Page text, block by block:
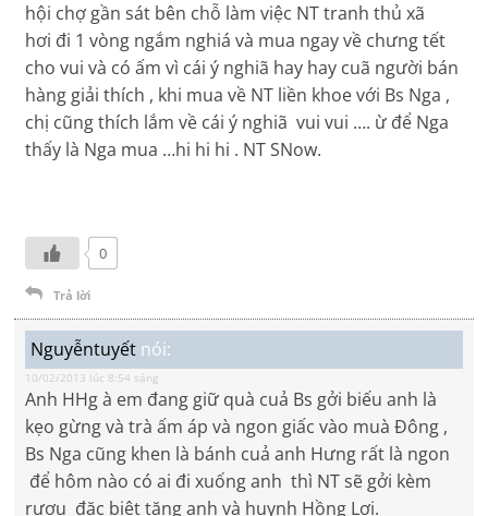
hội chợ gần sát bên chỗ làm việc NT tranh thủ xã
hơi đi 1 vòng ngắm nghiá và mua ngay về chưng tết
cho vui và có ấm vì cái ý nghiã hay hay cuã người bán
hàng giải thích , khi mua về NT liền khoe với Bs Nga ,
chị cũng thích lắm về cái ý nghiã vui vui …. ừ để Nga
thấy là Nga mua …hi hi hi . NT SNow.
0
Trả lời
Nguyễntuyết nói:
10/02/2013 lúc 8:54 sáng
Anh HHg à em đang giữ quà cuả Bs gởi biếu anh là
kẹo gừng và trà ấm áp và ngon giấc vào muà Đông ,
Bs Nga cũng khen là bánh cuả anh Hưng rất là ngon
để hôm nào có ai đi xuống anh thì NT sẽ gởi kèm
rượu đặc biệt tặng anh và huynh Hồng Lợi.